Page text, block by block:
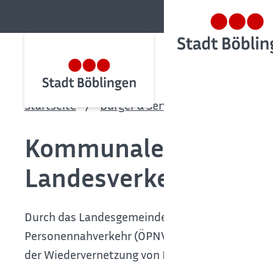
Startseite Bürger & Service
Kommunaler
Durch das
Personennahverkehr (ÖPNV), Rad- und
der Wiedervernetzung von Lebensräumen